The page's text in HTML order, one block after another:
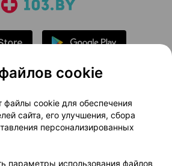
Новости проекта
Медицинский маркетинг
договор
Доставка
cookie
файлы cookie для обеспечения
сайта, его улучшения, сбора
персонализированных
параметры использования файлов